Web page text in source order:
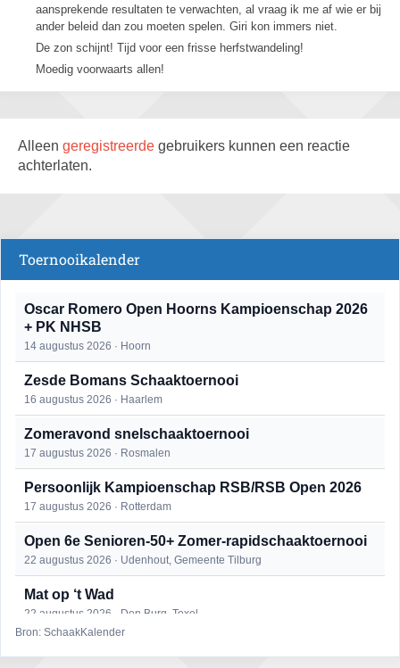
aansprekende resultaten te verwachten, al vraag ik me af wie er bij
ander beleid dan zou moeten spelen. Giri kon immers niet.
De zon schijnt! Tijd voor een frisse herfstwandeling!
Moedig voorwaarts allen!
Alleen geregistreerde gebruikers kunnen een reactie
achterlaten.
Toernooikalender
Oscar Romero Open Hoorns Kampioenschap 2026
+ PK NHSB
14 augustus 2026 · Hoorn
Zesde Bomans Schaaktoernooi
16 augustus 2026 · Haarlem
Zomeravond snelschaaktoernooi
17 augustus 2026 · Rosmalen
Persoonlijk Kampioenschap RSB/RSB Open 2026
17 augustus 2026 · Rotterdam
Open 6e Senioren-50+ Zomer-rapidschaaktoernooi
22 augustus 2026 · Udenhout, Gemeente Tilburg
Mat op ‘t Wad
22 augustus 2026 · Den Burg, Texel
Bron: SchaakKalender